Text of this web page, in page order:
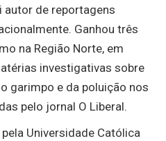
de reportagens
Ganhou três
na Região Norte, em
investigativas sobre
garimpo e da poluição nos
pelo jornal O Liberal.
Universidade Católica